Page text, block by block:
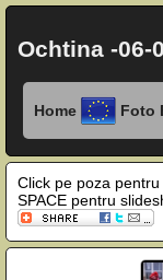
Ochtina -06-
Home Foto
Click pe poza
SPACE pentru